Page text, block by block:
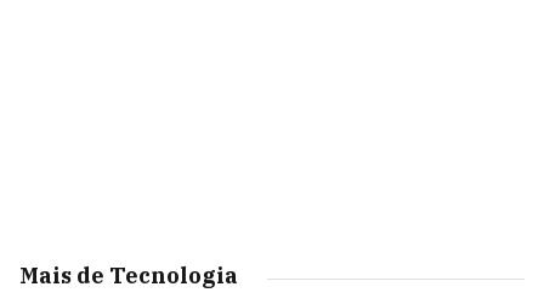
Mais de Tecnologia